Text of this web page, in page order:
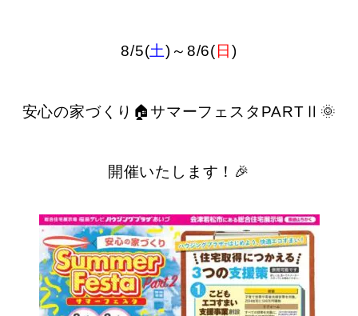
8/5(土)～8/6( 日 )
安心の家づくり🏠サマーフェスタPARTⅡ🌞
開催いたします！🎉